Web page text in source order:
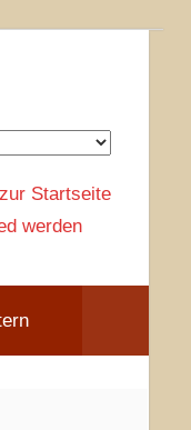
Startseite
werden